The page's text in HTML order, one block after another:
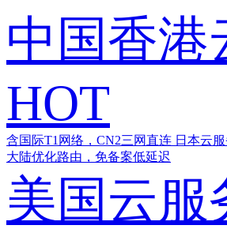
中国香港
HOT
含国际T1网络，CN2三网直连 日本云
大陆优化路由，免备案低延迟
美国云服